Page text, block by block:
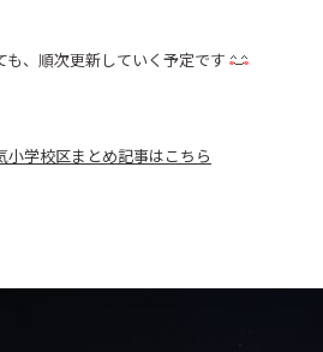
も、順次更新していく予定です
小学校区まとめ記事はこちら